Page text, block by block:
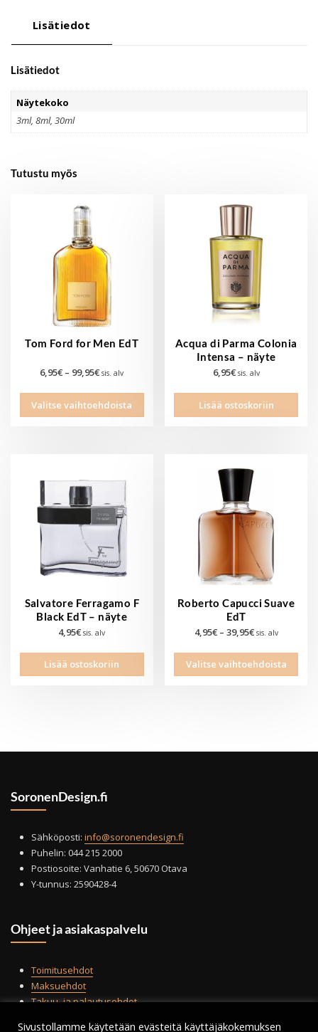
Lisätiedot
Lisätiedot
Näytekoko
3ml, 8ml, 30ml
Tutustu myös
Tom Ford for Men EdT
6,95€ – 99,95€Hintaluokka:
-
99,95€
sis. alv
Valitse vaihtoehdoista
Tällä
Acqua di Parma Colonia
Intensa – näyte
6,95€ sis. alv
Lisää ostoskoriin
Salvatore Ferragamo F
Black EdT – näyte
4,95€ sis. alv
Lisää ostoskoriin
Roberto Capucci Suave
EdT
4,95€ – 39,95€Hintaluokka:
-
39,95€
sis. alv
Valitse vaihtoehdoista
Tällä
SoronenDesign.fi
Sähköposti:info@soronendesign.fi
Puhelin: 044 215 2000
Postiosoite: Vanhatie 6, 50670 Otava
Y-tunnus: 2590428-4
Ohjeet ja asiakaspalvelu
Toimitusehdot
Maksuehdot
Takuu- ja palautusehdot
Sivustollamme käytetään evästeitä käyttäjäkokemuksen